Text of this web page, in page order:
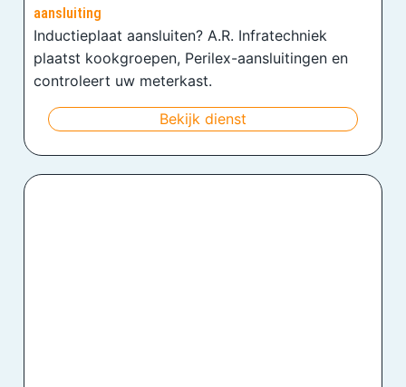
aansluiting
Inductieplaat aansluiten? A.R. Infratechniek
plaatst kookgroepen, Perilex-aansluitingen en
controleert uw meterkast.
Bekijk dienst